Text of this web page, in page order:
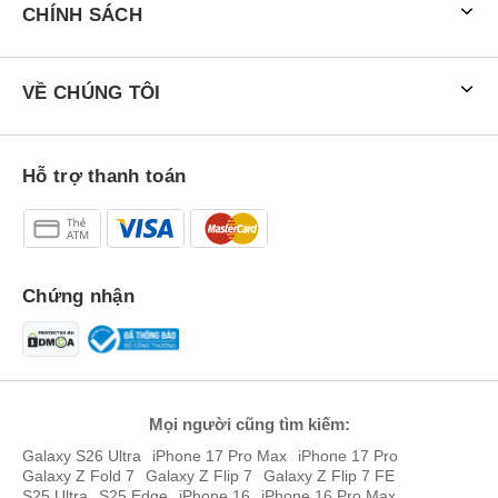
CHÍNH SÁCH
VỀ CHÚNG TÔI
Hỗ trợ thanh toán
Chứng nhận
Mọi người cũng tìm kiếm:
Galaxy S26 Ultra iPhone 17 Pro Max
iPhone 17 Pro
Galaxy Z Fold 7
Galaxy Z Flip 7
Galaxy Z Flip 7 FE